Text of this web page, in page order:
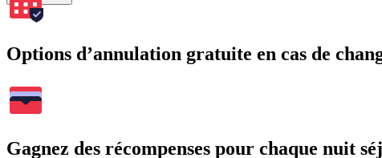
Options d’annulation gratuite en cas de
Gagnez des récompenses pour chaque nuit